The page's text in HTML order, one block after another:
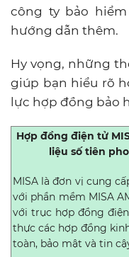
công ty bảo
hướng dẫn thêm.
Hy vọng, những
giúp bạn hiểu rõ
lực hợp đồng bảo
Hợp đồng điện tử
liệu số tiên
MISA là đơn vị cung
với phần mềm MISA
với trục hợp đồng
thực các hợp đồng
toàn, bảo mật và tin